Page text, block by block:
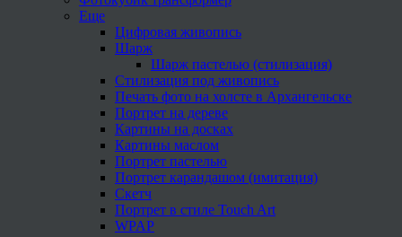
Еще
Цифровая живопись
Шарж
Шарж пастелью (стилизация)
Стилизация под живопись
Печать фото на холсте в Архангельске
Портрет на дереве
Картины на досках
Картины маслом
Портрет пастелью
Портрет карандашом (имитация)
Скетч
Портрет в стиле Touch Art
WPAP